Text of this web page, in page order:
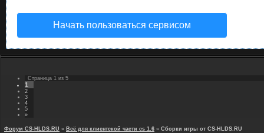
Начать пользоваться сервисом
Страница 1 из 5
1
2
3
4
5
»
Форум CS-HLDS.RU » Всё для клиентской части cs 1.6 » Сборки игры от CS-HLDS.RU